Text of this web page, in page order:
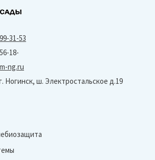
31-53
18-
ng.ru
Ногинск, ш. Электростальское д.19